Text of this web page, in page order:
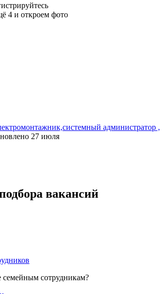
4 и откроем фото
администратор ,
27 июля
вакансий
семейным сотрудникам?